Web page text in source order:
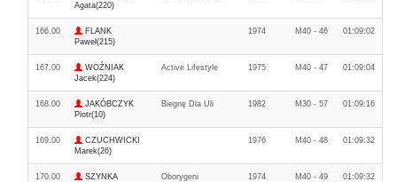
Agata(220)
166.00
FLANK
Paweł(215)
1974 M40 - 46 01:09:02
167.00
WOŹNIAK
Jacek(224)
Active Lifestyle 1975 M40 - 47 01:09:04
168.00
JAKÓBCZYK
Piotr(10)
Biegnę Dla Uli 1982 M30 - 57 01:09:16
169.00
CZUCHWICKI
Marek(26)
1976 M40 - 48 01:09:32
170.00
SZYNKA
Oborygeni 1974 M40 - 49 01:09:32